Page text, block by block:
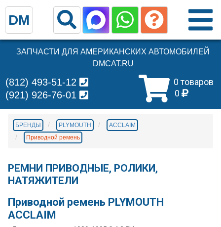
ЗАПЧАСТИ ДЛЯ АМЕРИКАНСКИХ АВТОМОБИЛЕЙ
DMCAT.RU
0 товаров
0
(812) 493-51-12
(921) 926-76-01
БРЕНДЫ PLYMOUTH
ACCLAIM
Приводной ремень
РЕМНИ ПРИВОДНЫЕ, РОЛИКИ,
НАТЯЖИТЕЛИ
Приводной ремень PLYMOUTH
ACCLAIM
DM